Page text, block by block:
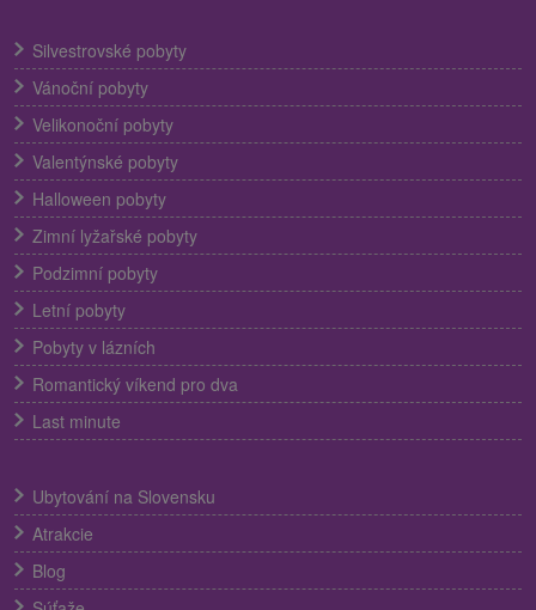
Silvestrovské pobyty
Vánoční pobyty
Velikonoční pobyty
Valentýnské pobyty
Halloween pobyty
Zimní lyžařské pobyty
Podzimní pobyty
Letní pobyty
Pobyty v lázních
Romantický víkend pro dva
Last minute
Ubytování na Slovensku
Atrakcie
Blog